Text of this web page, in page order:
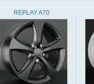
REPLAY A70